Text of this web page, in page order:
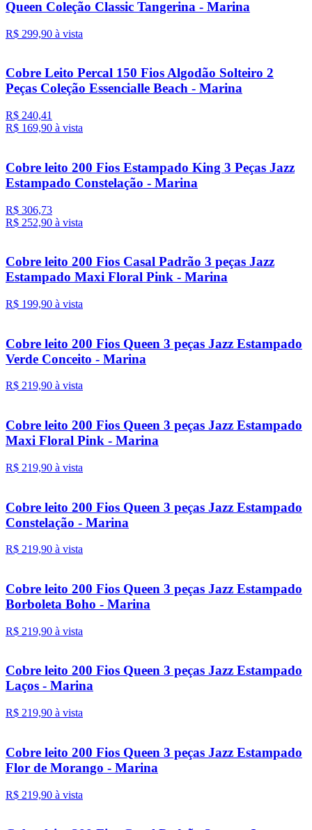
Queen Coleção Classic Tangerina - Marina
R$ 299,90 à vista
Cobre Leito Percal 150 Fios Algodão Solteiro 2
Peças Coleção Essencialle Beach - Marina
R$ 240,41
R$ 169,90 à vista
Cobre leito 200 Fios Estampado King 3 Peças Jazz
Estampado Constelação - Marina
R$ 306,73
R$ 252,90 à vista
Cobre leito 200 Fios Casal Padrão 3 peças Jazz
Estampado Maxi Floral Pink - Marina
R$ 199,90 à vista
Cobre leito 200 Fios Queen 3 peças Jazz Estampado
Verde Conceito - Marina
R$ 219,90 à vista
Cobre leito 200 Fios Queen 3 peças Jazz Estampado
Maxi Floral Pink - Marina
R$ 219,90 à vista
Cobre leito 200 Fios Queen 3 peças Jazz Estampado
Constelação - Marina
R$ 219,90 à vista
Cobre leito 200 Fios Queen 3 peças Jazz Estampado
Borboleta Boho - Marina
R$ 219,90 à vista
Cobre leito 200 Fios Queen 3 peças Jazz Estampado
Laços - Marina
R$ 219,90 à vista
Cobre leito 200 Fios Queen 3 peças Jazz Estampado
Flor de Morango - Marina
R$ 219,90 à vista